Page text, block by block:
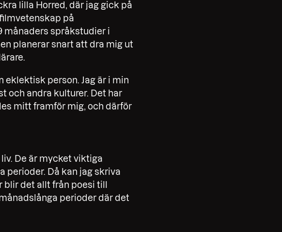
lilla Horred, där jag gick på
på
månaders språkstudier i
planerar snart att dra mig ut
eklektisk person. Jag är i min
och andra kulturer. Det har
mitt framför mig, och därför
De är mycket viktiga
perioder. Då kan jag skriva
det allt från poesi till
perioder där det